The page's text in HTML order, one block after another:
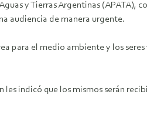
y Tierras Argentinas (APATA),
audiencia de manera urgente.
para el medio ambiente y los
indicó que los mismos serán